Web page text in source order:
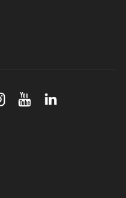
FIRST 2026! (video)